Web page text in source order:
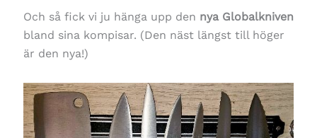
Och så fick vi ju hänga upp den nya Globalkniven
bland sina kompisar. (Den näst längst till höger
är den nya!)